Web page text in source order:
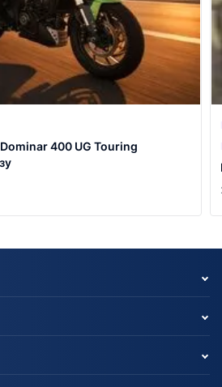
400 UG Touring